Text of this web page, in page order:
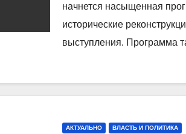
начнется насыщенная
исторические
выступления. Программа
АКТУАЛЬНО ВЛАСТЬ И ПОЛИТИКА